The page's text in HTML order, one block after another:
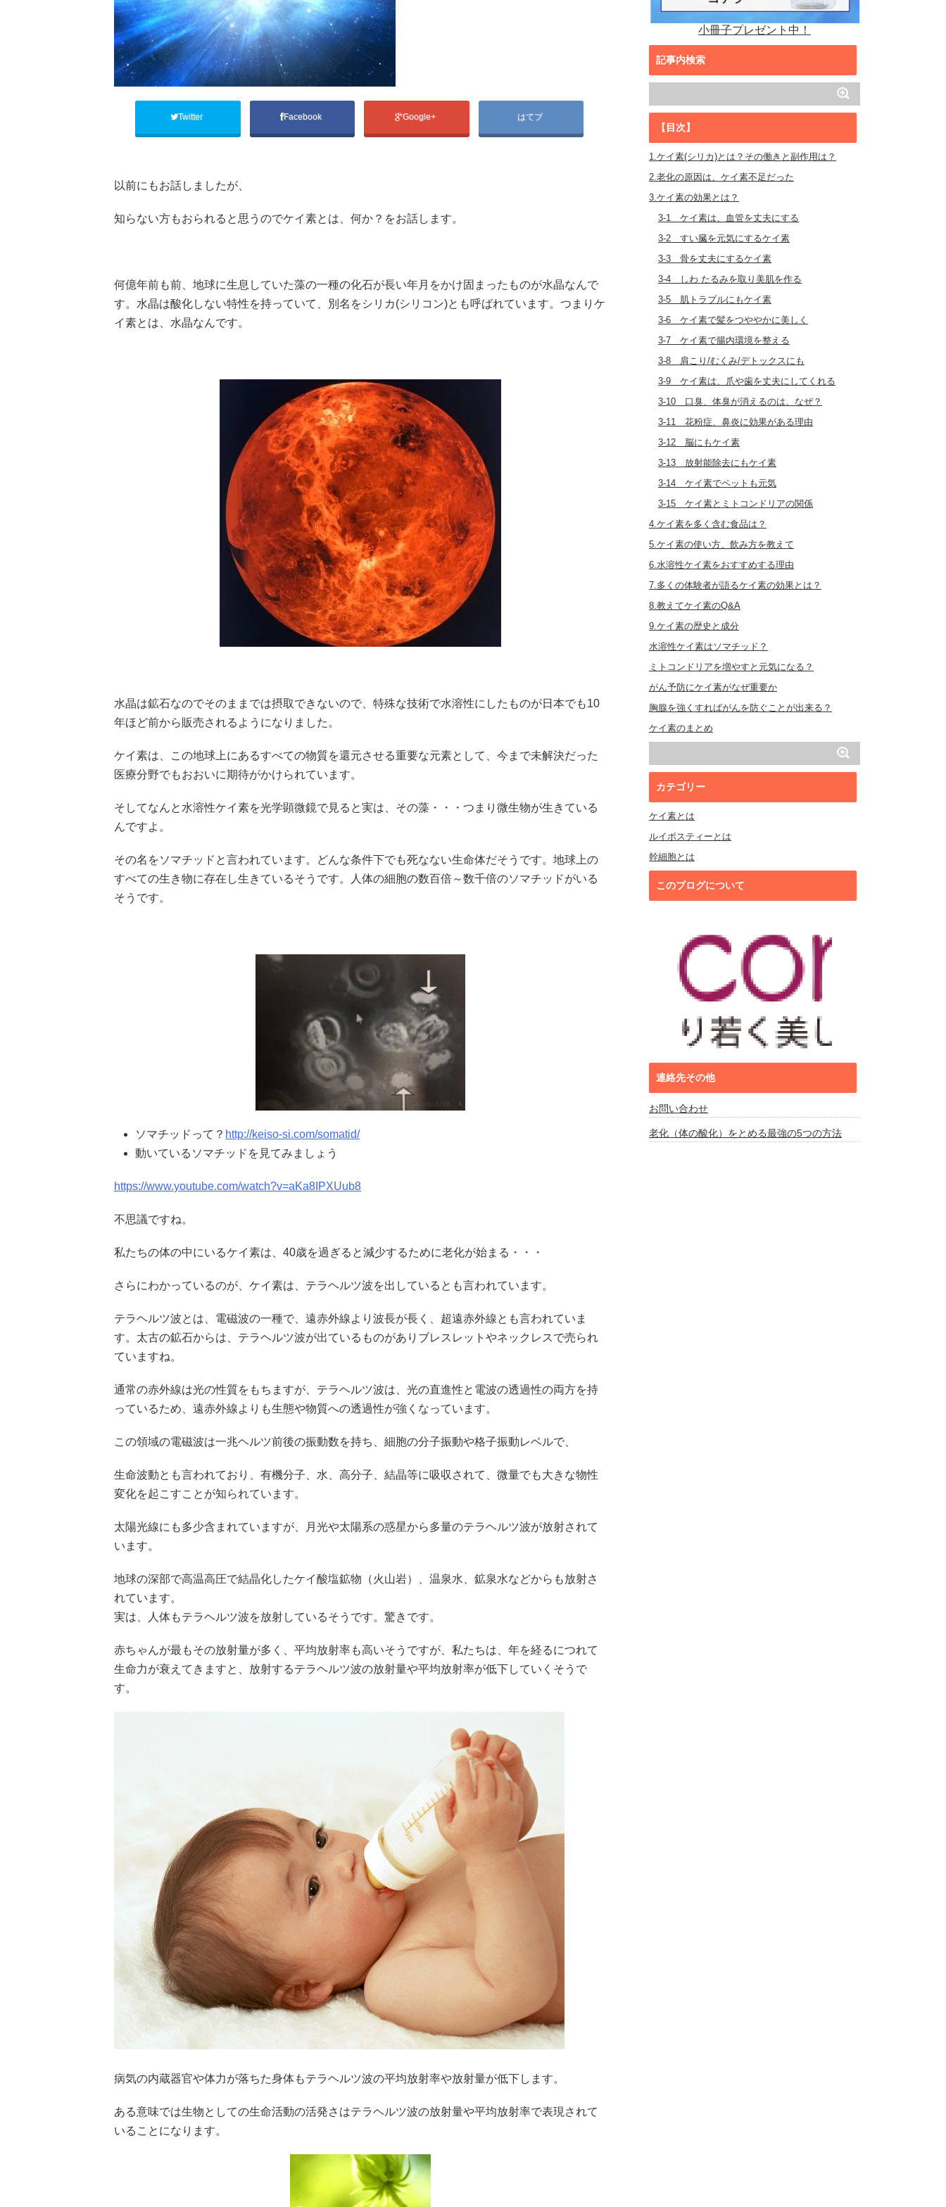
Twitter Facebook Google+ はてブ
以前にもお話しましたが、
知らない方もおられると思うのでケイ素とは、何か？をお話します。
何億年前も前、地球に生息していた藻の一種の化石が長い年月をかけ固まったものが水晶なんで
す。水晶は酸化しない特性を持っていて、別名をシリカ(シリコン)とも呼ばれています。つまりケ
イ素とは、水晶なんです。
水晶は鉱石なのでそのままでは摂取できないので、特殊な技術で水溶性にしたものが日本でも10
年ほど前から販売されるようになりました。
ケイ素は、この地球上にあるすべての物質を還元させる重要な元素として、今まで未解決だった
医療分野でもおおいに期待がかけられています。
そしてなんと水溶性ケイ素を光学顕微鏡で見ると実は、その藻・・・つまり微生物が生きている
んですよ。
その名をソマチッドと言われています。どんな条件下でも死なない生命体だそうです。地球上の
すべての生き物に存在し生きているそうです。人体の細胞の数百倍～数千倍のソマチッドがいる
そうです。
ソマチッドって？ http://keiso-si.com/somatid/
動いているソマチッドを見てみましょう
https://www.youtube.com/watch?v=aKa8IPXUub8
不思議ですね。
私たちの体の中にいるケイ素は、40歳を過ぎると減少するために老化が始まる・・・
さらにわかっているのが、ケイ素は、テラヘルツ波を出しているとも言われています。
テラヘルツ波とは、電磁波の一種で、遠赤外線より波長が長く、超遠赤外線とも言われていま
す。太古の鉱石からは、テラヘルツ波が出ているものがありブレスレットやネックレスで売られ
ていますね。
通常の赤外線は光の性質をもちますが、テラヘルツ波は、光の直進性と電波の透過性の両方を持
っているため、遠赤外線よりも生態や物質への透過性が強くなっています。
この領域の電磁波は一兆ヘルツ前後の振動数を持ち、細胞の分子振動や格子振動レベルで、
生命波動とも言われており、有機分子、水、高分子、結晶等に吸収されて、微量でも大きな物性
変化を起こすことが知られています。
太陽光線にも多少含まれていますが、月光や太陽系の惑星から多量のテラヘルツ波が放射されて
います。
地球の深部で高温高圧で結晶化したケイ酸塩鉱物（火山岩）、温泉水、鉱泉水などからも放射さ
れています。
実は、人体もテラヘルツ波を放射しているそうです。驚きです。
赤ちゃんが最もその放射量が多く、平均放射率も高いそうですが、私たちは、年を経るにつれて
生命力が衰えてきますと、放射するテラヘルツ波の放射量や平均放射率が低下していくそうで
す。
病気の内蔵器官や体力が落ちた身体もテラヘルツ波の平均放射率や放射量が低下します。
ある意味では生物としての生命活動の活発さはテラヘルツ波の放射量や平均放射率で表現されて
いることになります。
小冊子プレゼント中！
記事内検索
【目次】
1.ケイ素(シリカ)とは？その働きと副作用は？
2.老化の原因は、ケイ素不足だった
3.ケイ素の効果とは？
3-1 ケイ素は、血管を丈夫にする
3-2 すい臓を元気にするケイ素
3-3 骨を丈夫にするケイ素
3-4 しわ たるみを取り美肌を作る
3-5 肌トラブルにもケイ素
3-6 ケイ素で髪をつややかに美しく
3-7 ケイ素で腸内環境を整える
3-8 肩こり/むくみ/デトックスにも
3-9 ケイ素は、爪や歯を丈夫にしてくれる
3-10 口臭、体臭が消えるのは、なぜ？
3-11 花粉症、鼻炎に効果がある理由
3-12 脳にもケイ素
3-13 放射能除去にもケイ素
3-14 ケイ素でペットも元気
3-15 ケイ素とミトコンドリアの関係
4.ケイ素を多く含む食品は？
5.ケイ素の使い方、飲み方を教えて
6.水溶性ケイ素をおすすめする理由
7.多くの体験者が語るケイ素の効果とは？
8.教えてケイ素のQ&A
9.ケイ素の歴史と成分
水溶性ケイ素はソマチッド？
ミトコンドリアを増やすと元気になる？
がん予防にケイ素がなぜ重要か
胸腺を強くすればがんを防ぐことが出来る？
ケイ素のまとめ
カテゴリー
ケイ素とは
ルイボスティーとは
幹細胞とは
このブログについて
連絡先その他
お問い合わせ
老化（体の酸化）をとめる最強の5つの方法